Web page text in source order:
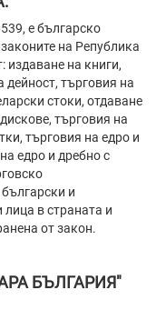
е българско
на Република
издаване на книги,
дейност, търговия на
стоки, отдаване
търговия на
търговия на едро и
едро и дребно с
и
в страната и
от закон.
БЪЛГАРИЯ"